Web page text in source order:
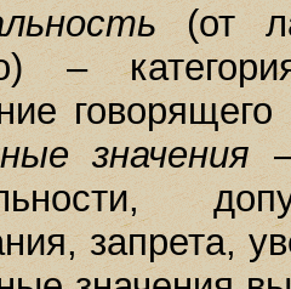
(от
–
значения
запрета,